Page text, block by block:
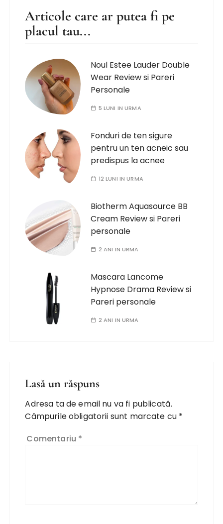
Articole care ar putea fi pe
placul tau...
Noul Estee Lauder Double
Wear Review si Pareri
Personale
5 LUNI IN URMA
Fonduri de ten sigure
pentru un ten acneic sau
predispus la acnee
12 LUNI IN URMA
Biotherm Aquasource BB
Cream Review si Pareri
personale
2 ANI IN URMA
Mascara Lancome
Hypnose Drama Review si
Pareri personale
2 ANI IN URMA
Lasă un răspuns
Adresa ta de email nu va fi publicată.
Câmpurile obligatorii sunt marcate cu *
Comentariu *